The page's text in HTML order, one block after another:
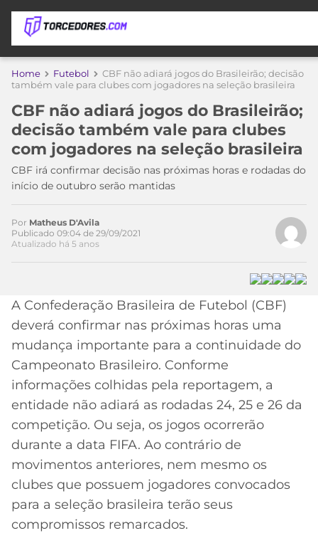
APOSTAS
DE
APOSTA
MELHORES
SITES
DE
APOSTAS
2026
BETBOOM
CÓDIGO
DE
INDICAÇÃO
BET365
CÓDIGO
BETANO
MELHORES
APPS
DE
APOSTAS
COPA
DO
MUNDO
TIMES
MEU
TIME
PALMEIRAS
CORINTHIANS
SÃO
PAULO
SANTOS
FLUMINENSE
CAMPEONATOS
SÉRIE
A
LIBERTADORES
COPA
DO
BRASIL
PREMIER
LEAGUE
COPA
ESPORTIVA
MERCADO
BOLA
PALPITES
Home Futebol
CBF não adiará jogos do Brasileirão; decisão
também vale para clubes com jogadores na seleção brasileira
CBF não adiará jogos do Brasileirão;
decisão também vale para clubes
com jogadores na seleção brasileira
CBF irá confirmar decisão nas próximas horas e rodadas do
início de outubro serão mantidas
Acesse o perfil do autor
no Twitter
Por Matheus D'Avila
Publicado 09:04 de 29/09/2021
Atualizado há 5 anos
A Confederação Brasileira de Futebol (CBF)
deverá confirmar nas próximas horas uma
mudança importante para a continuidade do
Campeonato Brasileiro. Conforme
informações colhidas pela reportagem, a
entidade não adiará as rodadas 24, 25 e 26 da
competição. Ou seja, os jogos ocorrerão
durante a data FIFA. Ao contrário de
movimentos anteriores, nem mesmo os
clubes que possuem jogadores convocados
para a seleção brasileira terão seus
compromissos remarcados.